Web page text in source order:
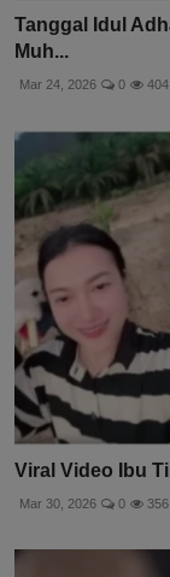
Tanggal Idul
Muh...
Mar 24, 2026 0 404
Viral Video Ibu
Mar 30, 2026 0 356